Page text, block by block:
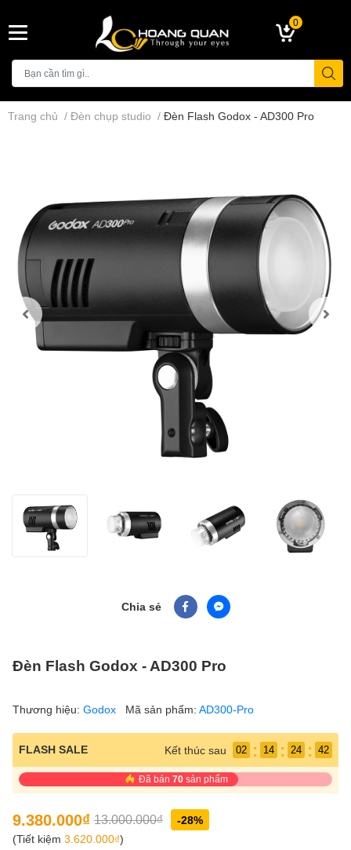
0
Trang chủ / Đèn chụp studio / Đèn Flash Godox - AD300 Pro
Chia sẻ
Đèn Flash Godox - AD300 Pro
Thương hiệu: Godox Mã sản phẩm: AD300-Pro
FLASH SALE Kết thúc sau 02 : 14 : 24 : 42
Đã bán 70sản phẩm
9.380.000₫ 13.000.000₫
-28%
(Tiết kiệm 3.620.000₫)